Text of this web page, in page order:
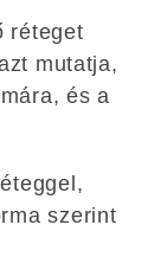
réteget
mutatja,
és a
szerint